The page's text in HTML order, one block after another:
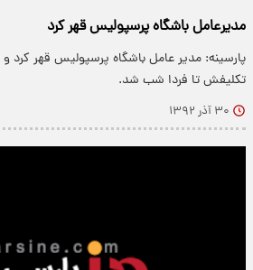
مدیرعامل باشگاه پرسپولیس قهر کرد
پارسینه: مدیر عامل باشگاه پرسپولیس قهر
تکلیفش تا فردا شب شد.
۳۰ آذر ۱۳۹۲